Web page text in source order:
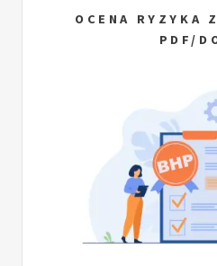
OCENA RYZYKA
PDF/